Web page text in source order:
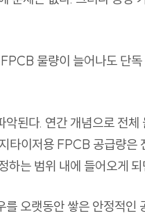
FPCB 물량이 늘어나도 단
악된다. 연간 개념으로 전체
타이저용 FPCB 공급량은
는 범위 내에 들어오게
오랫동안 쌓은 안정적인